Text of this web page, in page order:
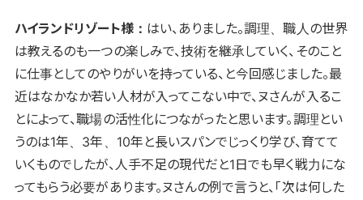
ハイランドリゾート様： はい、ありました。調理、職人の世界
は教えるのも一つの楽しみで、技術を継承していく、そのこと
に仕事としてのやりがいを持っている、と今回感じました。最
近はなかなか若い人材が入ってこない中で、ヌさんが入るこ
とによって、職場の活性化につながったと思います。調理とい
うのは1年、3年、10年と長いスパンでじっくり学び、育てて
いくものでしたが、人手不足の現代だと1日でも早く戦力にな
ってもらう必要があります。ヌさんの例で言うと、「次は何した